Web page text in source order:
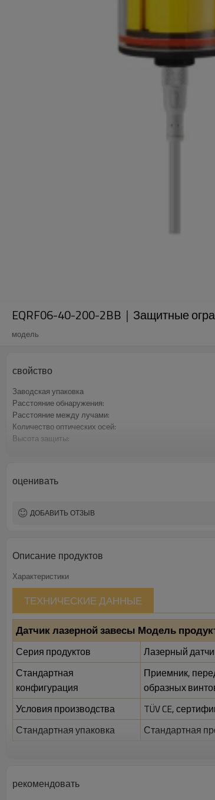
EQRF06-40-200-2BB｜Защитные
модель
свойство
Заводская упаковка
Расстояние обнаружения:
Расстояние между лучами:
Количество оптических осей:
Высота защиты:
оценивать
ДОБАВИТЬ ОТЗЫВ
Описание продуктов
Характеристики
ТЕХНИЧЕСКИЕ ДАННЫЕ
Датчик лазерной завесы Модель
Серия продуктов
Лазерный
Стандартная
конфигурация
Приемник,
образных
Условия производства
TÜV CE,
Стандартная упаковка
Стандартная
Зазор между балками
рекомендовать